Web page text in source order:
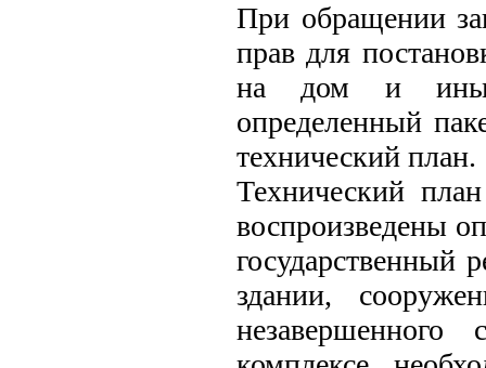
При обращении
прав для
на дом и иные
определенный
технический план.
Технический
воспроизведены
государственный
здании,
незавершенного